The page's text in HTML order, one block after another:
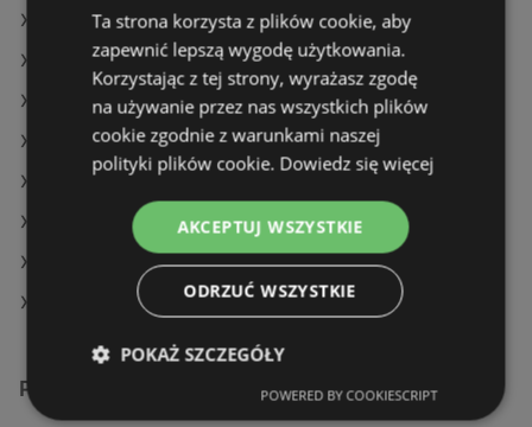
Oferty Selgros
Oferty Delikatesy Centrum
Aktualne gazetki POLOmarket
Aktualne gazetki SPAR
Aktualne gazetki Dino
Aktualne gazetki Carrefour
Aktualne gazetki Stokrotka
Sklepy Netto w Międzyzdroje
Podobne sklepy detaliczne
Ta strona korzysta z plików cookie, aby
zapewnić lepszą wygodę użytkowania.
Korzystając z tej strony, wyrażasz zgodę
na używanie przez nas wszystkich plików
cookie zgodnie z warunkami naszej
polityki plików cookie. Dowiedz się więcej
AKCEPTUJ WSZYSTKIE
ODRZUĆ WSZYSTKIE
POKAŻ SZCZEGÓŁY
POWERED BY COOKIESCRIPT